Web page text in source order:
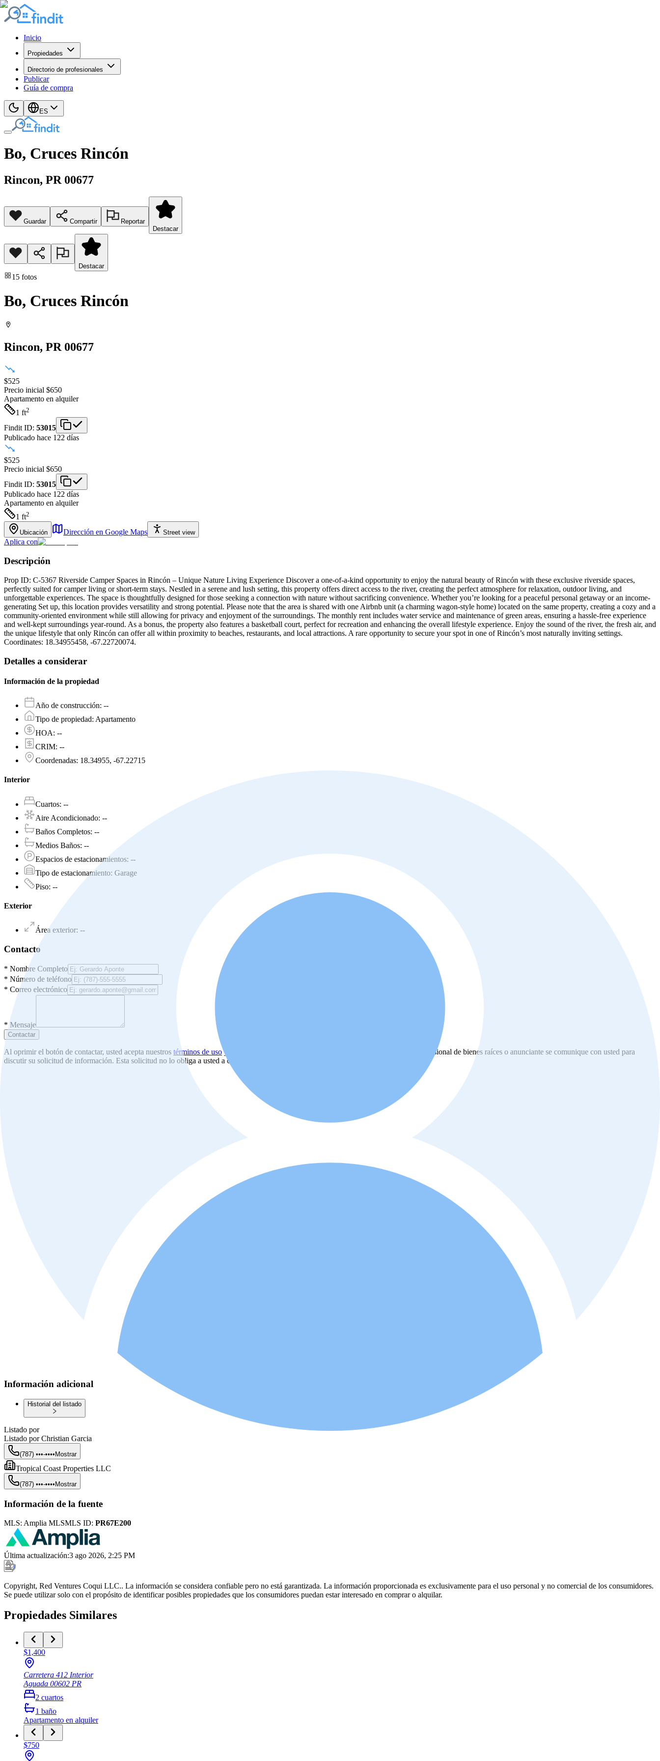
Inicio
Propiedades
Directorio de profesionales
Publicar
Guía de compra
ES
Bo, Cruces Rincón
Rincon, PR 00677
Guardar Compartir
Reportar
Destacar
Destacar
15 fotos
Bo, Cruces Rincón
Rincon, PR 00677
$525
Precio inicial $650
Apartamento en alquiler
1 ft2
Findit ID: 53015
Publicado hace 122 días
$525
Precio inicial $650
Findit ID: 53015
Publicado hace 122 días
Apartamento en alquiler
1 ft2
Ubicación Dirección en Google Maps Street view
Aplica con
Descripción
Prop ID: C-5367 Riverside Camper Spaces in Rincón – Unique Nature Living Experience Discover a one-of-a-kind opportunity to enjoy the natural beauty of Rincón with these exclusive riverside spaces,
perfectly suited for camper living or short-term stays. Nestled in a serene and lush setting, this property offers direct access to the river, creating the perfect atmosphere for relaxation, outdoor living, and
unforgettable experiences. The space is thoughtfully designed for those seeking a connection with nature without sacrificing convenience. Whether you’re looking for a peaceful personal getaway or an income-
generating Set up, this location provides versatility and strong potential. Please note that the area is shared with one Airbnb unit (a charming wagon-style home) located on the same property, creating a cozy and a
community-oriented environment while still allowing for privacy and enjoyment of the surroundings. The monthly rent includes water service and maintenance of green areas, ensuring a hassle-free experience
and well-kept surroundings year-round. As a bonus, the property also features a basketball court, perfect for recreation and enhancing the overall lifestyle experience. Enjoy the sound of the river, the fresh air, and
the unique lifestyle that only Rincón can offer all within proximity to beaches, restaurants, and local attractions. A rare opportunity to secure your spot in one of Rincón’s most naturally inviting settings.
Coordinates: 18.34955458, -67.22720074.
Detalles a considerar
Información de la propiedad
Año de construcción: --
Tipo de propiedad: Apartamento
HOA: --
CRIM: --
Coordenadas: 18.34955, -67.22715
Interior
Cuartos: --
Aire Acondicionado: --
Baños Completos: --
Medios Baños: --
Espacios de estacionamientos: --
Tipo de estacionamiento: Garage
Piso: --
Exterior
Área exterior: --
Contacto
* Nombre Completo
* Número de teléfono
* Correo electrónico
* Mensaje
Contactar
Al oprimir el botón de contactar, usted acepta nuestros términos de uso y
. Además, usted está de acuerdo que el profesional de bienes raíces o anunciante se comunique con usted para
discutir su solicitud de información. Esta solicitud no lo obliga a usted a comprar o alquilar la propiedad.
Información adicional
Historial del listado
Listado por
Listado por Christian Garcia
(787) •••-•••• Mostrar
Tropical Coast Properties LLC
(787) •••-•••• Mostrar
Información de la fuente
MLS: Amplia MLSMLS ID: PR67E200
Última actualización:3 ago 2026, 2:25 PM
Copyright, Red Ventures Coqui LLC.. La información se considera confiable pero no está garantizada. La información proporcionada es exclusivamente para el uso personal y no comercial de los consumidores.
Se puede utilizar solo con el propósito de identificar posibles propiedades que los consumidores puedan estar interesado en comprar o alquilar.
Propiedades Similares
$1,400
Carretera 412 Interior
Aguada 00602 PR
2 cuartos
1 baño
Apartamento en alquiler
$750